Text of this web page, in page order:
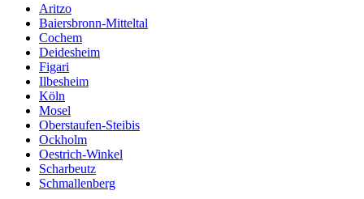
Aritzo
Baiersbronn-Mitteltal
Cochem
Deidesheim
Figari
Ilbesheim
Köln
Mosel
Oberstaufen-Steibis
Ockholm
Oestrich-Winkel
Scharbeutz
Schmallenberg